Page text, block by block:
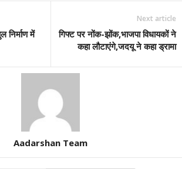
निर्माण में
Next article
गिफ्ट पर नोंक-झोंक,भाजपा विधायकों ने
कहा लौटाएंगे,जदयू ने कहा ड्रामा
Aadarshan Team